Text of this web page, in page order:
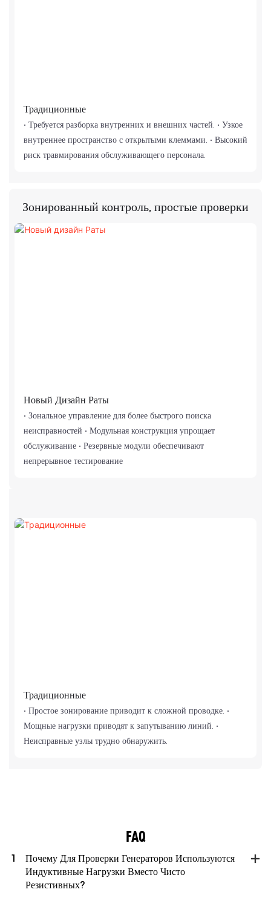
Традиционные
• Требуется разборка внутренних и внешних частей. • Узкое
внутреннее пространство с открытыми клеммами. • Высокий
риск травмирования обслуживающего персонала.
Зонированный контроль, простые проверки
Новый Дизайн Раты
• Зональное управление для более быстрого поиска
неисправностей • Модульная конструкция упрощает
обслуживание • Резервные модули обеспечивают
непрерывное тестирование
Традиционные
• Простое зонирование приводит к сложной проводке. •
Мощные нагрузки приводят к запутыванию линий. •
Неисправные узлы трудно обнаружить.
FAQ
1
Почему Для Проверки Генераторов Используются
Индуктивные Нагрузки Вместо Чисто
Резистивных?